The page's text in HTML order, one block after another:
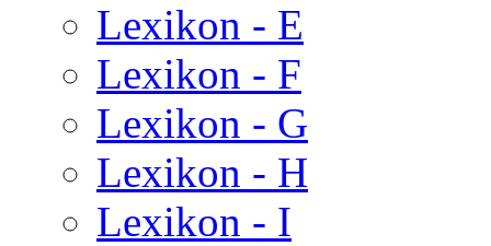
Lexikon - E
Lexikon - F
Lexikon - G
Lexikon - H
Lexikon - I